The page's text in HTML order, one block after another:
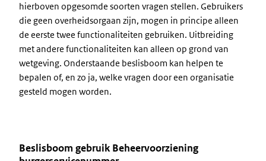
hierboven opgesomde soorten vragen stellen. Gebruikers
die geen overheidsorgaan zijn, mogen in principe alleen
de eerste twee functionaliteiten gebruiken. Uitbreiding
met andere functionaliteiten kan alleen op grond van
wetgeving. Onderstaande beslisboom kan helpen te
bepalen of, en zo ja, welke vragen door een organisatie
gesteld mogen worden.
Beslisboom gebruik Beheervoorziening